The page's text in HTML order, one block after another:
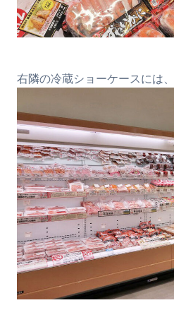
右隣の冷蔵ショーケースには